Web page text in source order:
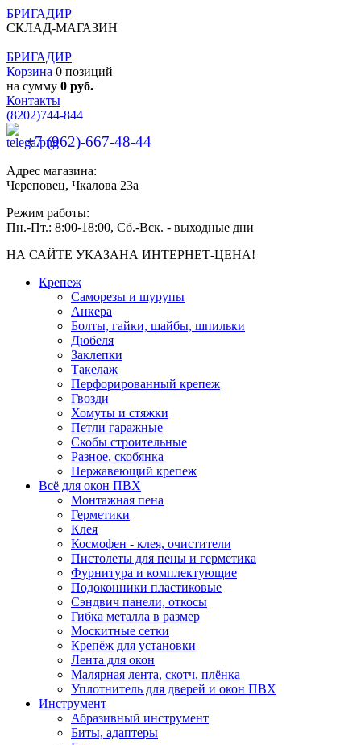
БРИГАДИР
СКЛАД-МАГАЗИН
БРИГАДИР
Корзина 0 позиций
на сумму 0 руб.
Контакты
(8202)744-844
+7 (962)-667-48-44
Адрес магазина:
Череповец, Чкалова 23а
Режим работы:
Пн.-Пт.: 8:00-18:00, Сб.-Вск. - выходные дни
НА САЙТЕ УКАЗАНА ИНТЕРНЕТ-ЦЕНА!
Крепеж
Саморезы и шурупы
Анкера
Болты, гайки, шайбы, шпильки
Дюбеля
Заклепки
Такелаж
Перфорированный крепеж
Гвозди
Хомуты и стяжки
Петли гаражные
Скобы строительные
Разное, скобянка
Нержавеющий крепеж
Всё для окон ПВХ
Монтажная пена
Герметики
Клея
Космофен - клея, очистители
Пистолеты для пены и герметика
Фурнитура и комплектующие
Подоконники пластиковые
Сэндвич панели, откосы
Гибка металла в размер
Москитные сетки
Крепёж для установки
Лента для окон
Малярная лента, скотч, плёнка
Уплотнитель для дверей и окон ПВХ
Инструмент
Абразивный инструмент
Биты, адаптеры